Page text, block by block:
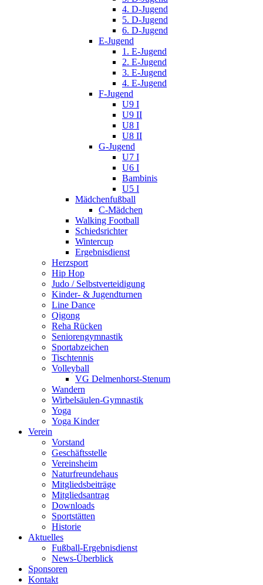
4. D-Jugend
5. D-Jugend
6. D-Jugend
E-Jugend
1. E-Jugend
2. E-Jugend
3. E-Jugend
4. E-Jugend
F-Jugend
U9 I
U9 II
U8 I
U8 II
G-Jugend
U7 I
U6 I
Bambinis
U5 I
Mädchenfußball
C-Mädchen
Walking Football
Schiedsrichter
Wintercup
Ergebnisdienst
Herzsport
Hip Hop
Judo / Selbstverteidigung
Kinder- & Jugendturnen
Line Dance
Qigong
Reha Rücken
Seniorengymnastik
Sportabzeichen
Tischtennis
Volleyball
VG Delmenhorst-Stenum
Wandern
Wirbelsäulen-Gymnastik
Yoga
Yoga Kinder
Verein
Vorstand
Geschäftsstelle
Vereinsheim
Naturfreundehaus
Mitgliedsbeiträge
Mitgliedsantrag
Downloads
Sportstätten
Historie
Aktuelles
Fußball-Ergebnisdienst
News-Überblick
Sponsoren
Kontakt